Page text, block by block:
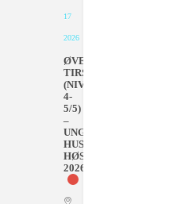
17
2026
ØVET
TIRSDAGER
(NIVÅ
4-
5/5)
–
UNGDOMMENS
HUS
HØSTEN
2026